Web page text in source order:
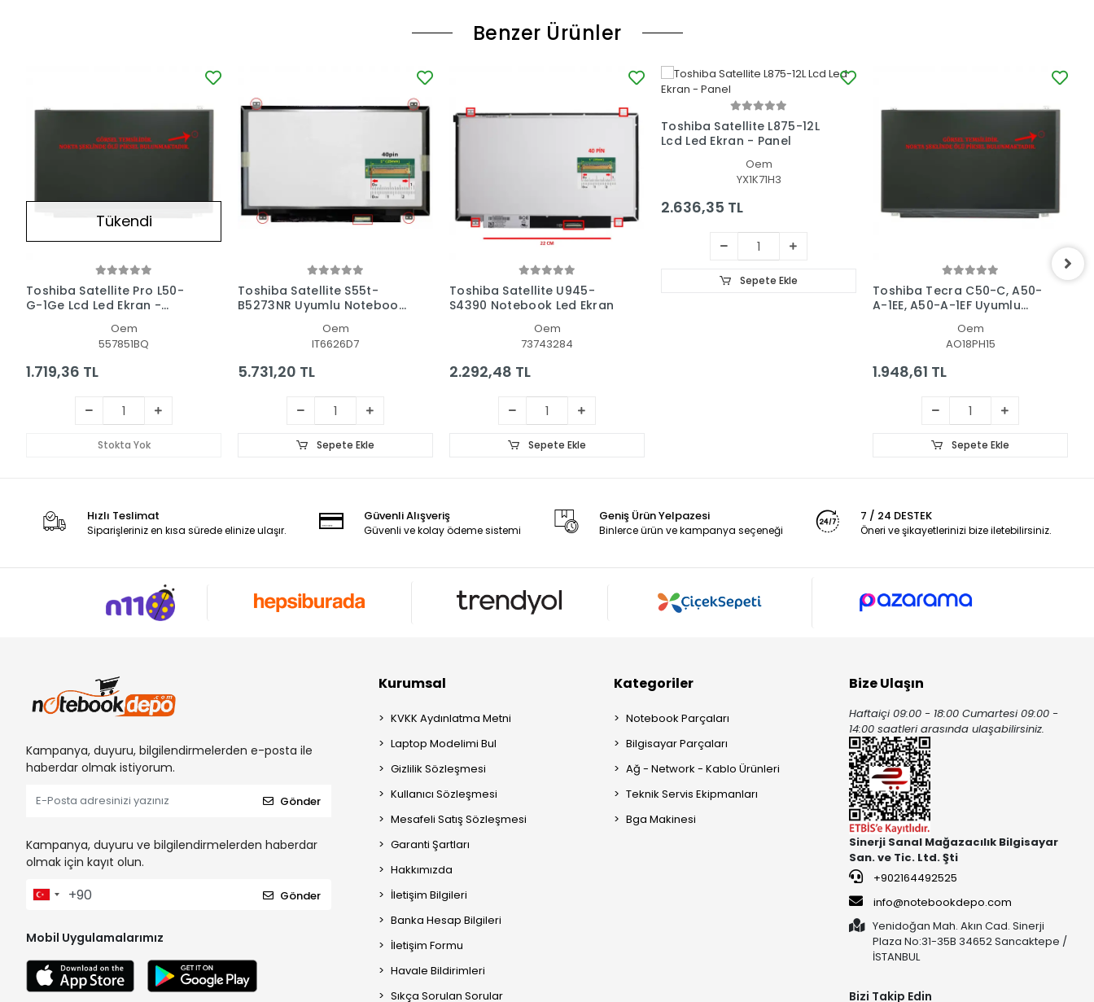
Benzer Ürünler
Tükendi
Toshiba Satellite Pro L50-
G-1Ge Lcd Led Ekran -
Oem
557851BQ
1.719,36 TL
Stokta Yok
Toshiba Satellite S55t-
B5273NR Uyumlu Notebook
Oem
IT6626D7
5.731,20 TL
Sepete Ekle
Toshiba Satellite U945-
S4390 Notebook Led Ekran
Oem
73743284
2.292,48 TL
Sepete Ekle
Toshiba Satellite L875-12L
Lcd Led Ekran - Panel
Oem
YX1K71H3
2.636,35 TL
Sepete Ekle
Toshiba Tecra C50-C, A50-
A-1EE, A50-A-1EF Uyumlu
Oem
AO18PH15
1.948,61 TL
Sepete Ekle
Hızlı Teslimat
Siparişleriniz en kısa sürede elinize ulaşır.
Güvenli Alışveriş
Güvenli ve kolay ödeme sistemi
Geniş Ürün Yelpazesi
Binlerce ürün ve kampanya seçeneği
7 / 24 DESTEK
Öneri ve şikayetlerinizi bize iletebilirsiniz.
Kampanya, duyuru, bilgilendirmelerden e-posta ile
haberdar olmak istiyorum.
Gönder
Kampanya, duyuru ve bilgilendirmelerden haberdar
olmak için kayıt olun.
Gönder
Mobil Uygulamalarımız
Kurumsal
KVKK Aydınlatma Metni
Laptop Modelimi Bul
Gizlilik Sözleşmesi
Kullanıcı Sözleşmesi
Mesafeli Satış Sözleşmesi
Garanti Şartları
Hakkımızda
İletişim Bilgileri
Banka Hesap Bilgileri
İletişim Formu
Havale Bildirimleri
Sıkça Sorulan Sorular
Kategoriler
Notebook Parçaları
Bilgisayar Parçaları
Ağ - Network - Kablo Ürünleri
Teknik Servis Ekipmanları
Bga Makinesi
Bize Ulaşın
Haftaiçi 09:00 - 18:00 Cumartesi 09:00 -
14:00 saatleri arasında ulaşabilirsiniz.
Sinerji Sanal Mağazacılık Bilgisayar
San. ve Tic. Ltd. Şti
+902164492525
info@notebookdepo.com
Yenidoğan Mah. Akın Cad. Sinerji
Plaza No:31-35B 34652 Sancaktepe /
İSTANBUL
Bizi Takip Edin